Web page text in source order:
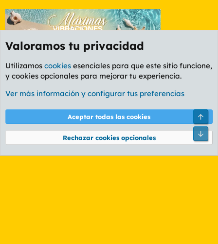
Etiquetas
Cookies
PL OLDSTYLE AMARILLO
Términos y reglas Política de privacidad Ayuda
Community platform by XenForo® © 2010-2026 XenForo Ltd.
Valoramos tu privacidad
Utilizamos cookies esenciales para que este sitio funcione,
y cookies opcionales para mejorar tu experiencia.
Ver más información y configurar tus preferencias
Aceptar todas las cookies
Rechazar cookies opcionales
Pie